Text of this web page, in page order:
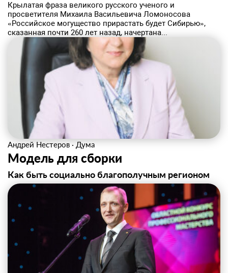
Крылатая фраза великого русского ученого и
просветителя Михаила Васильевича Ломоносова
«Российское могущество прирастать будет Сибирью»,
сказанная почти 260 лет назад, начертана...
Андрей Нестеров · Дума
Модель для сборки
Как быть социально благополучным регионом